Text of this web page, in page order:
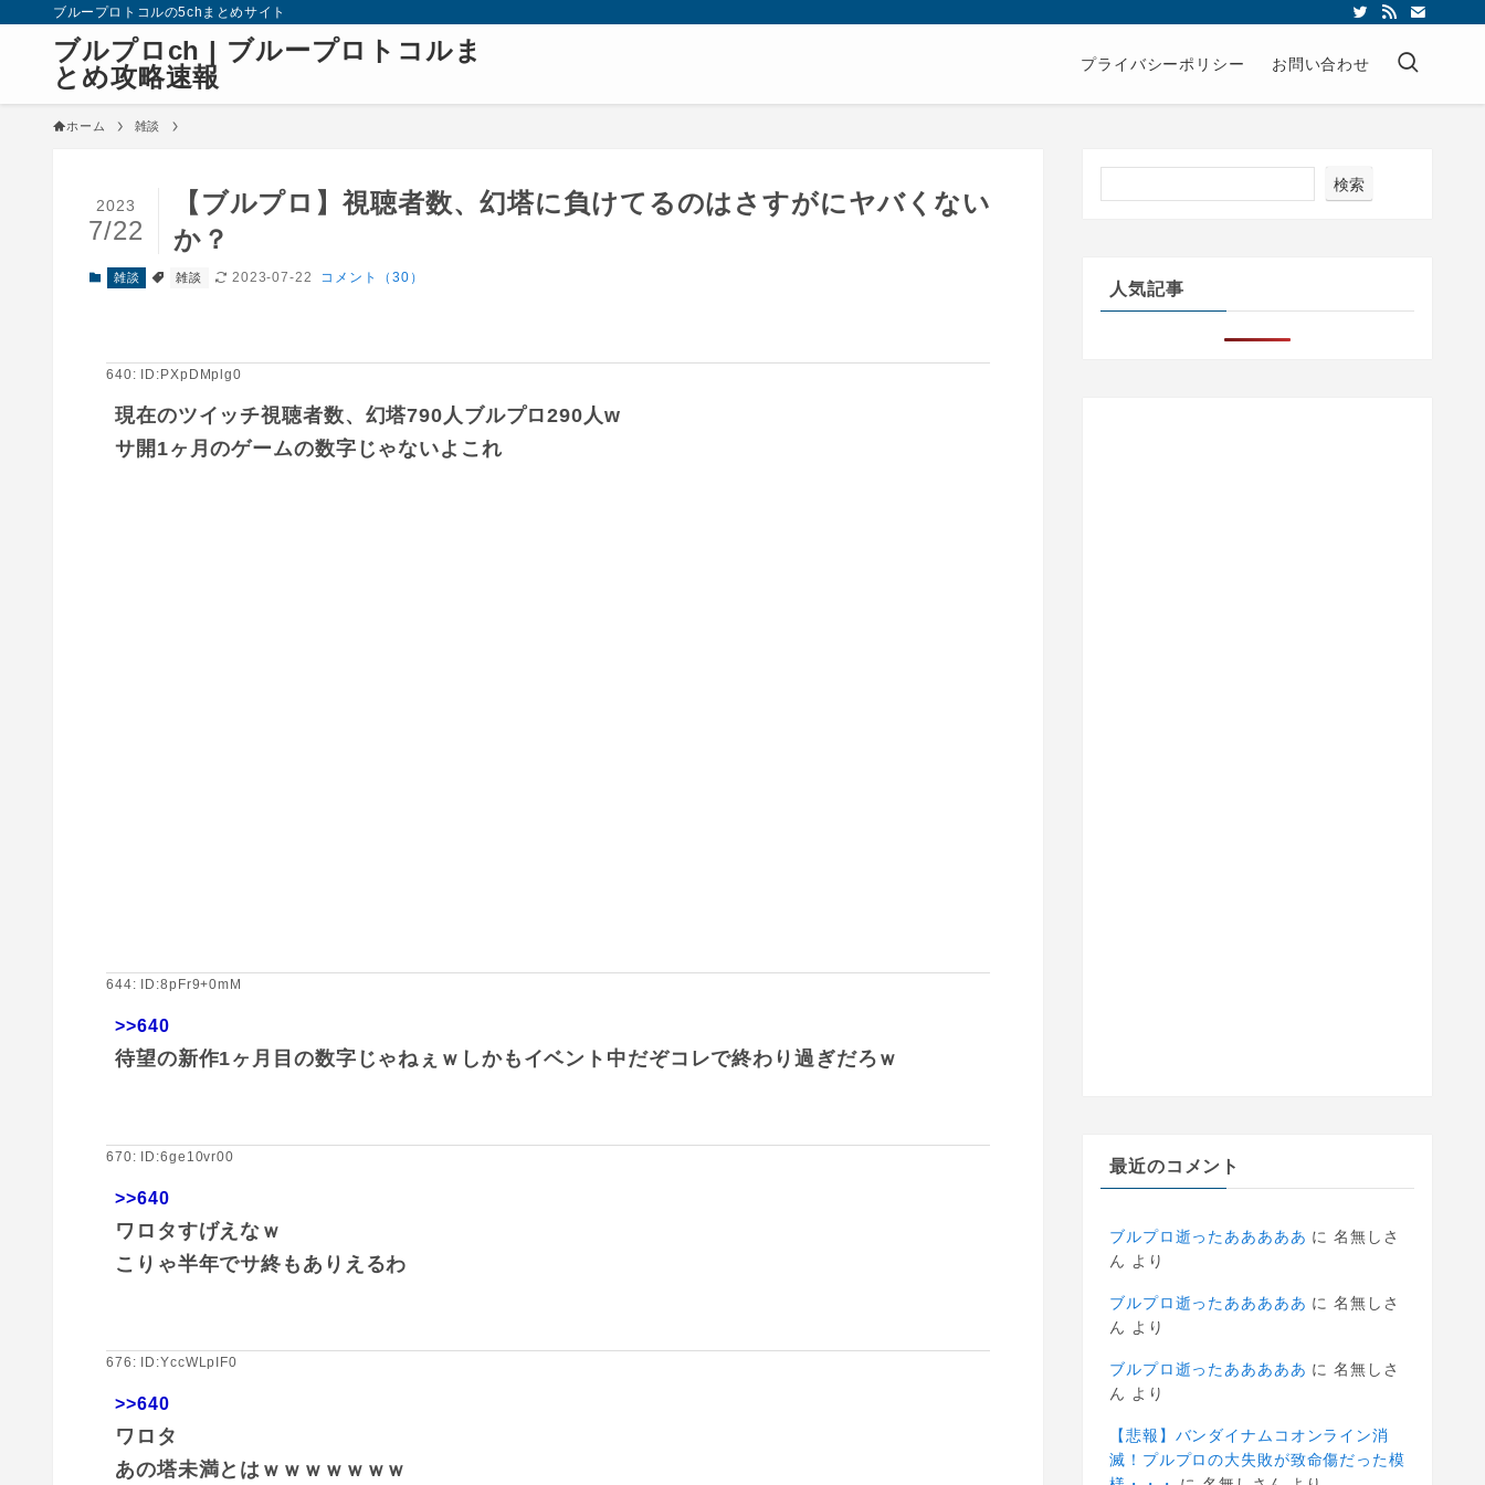
ブループロトコルの5chまとめサイト
ブルプロch | ブループロトコルま
とめ攻略速報
プライバシーポリシー お問い合わせ
ホーム 雑談
【ブルプロ】視聴者数、幻塔に負けてるのはさすがにヤバくない
か？
2023
7/22
雑談 雑談 2023-07-22 コメント（30）
640: ID:PXpDMplg0
現在のツイッチ視聴者数、幻塔790人ブルプロ290人w
サ開1ヶ月のゲームの数字じゃないよこれ
644: ID:8pFr9+0mM
>>640
待望の新作1ヶ月目の数字じゃねぇｗしかもイベント中だぞコレで終わり過ぎだろｗ
670: ID:6ge10vr00
>>640
ワロタすげえなｗ
こりゃ半年でサ終もありえるわ
676: ID:YccWLpIF0
>>640
ワロタ
あの塔未満とはｗｗｗｗｗｗｗ
検索
人気記事
最近のコメント
ブルプロ逝ったあああああ に名無しさ
ん より
ブルプロ逝ったあああああ に名無しさ
ん より
ブルプロ逝ったあああああ に名無しさ
ん より
【悲報】バンダイナムコオンライン消
滅！プルプロの大失敗が致命傷だった模